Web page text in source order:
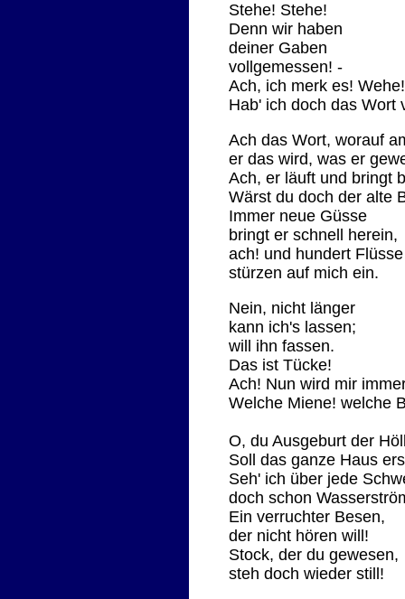
Stehe! Stehe!
Denn wir haben
deiner Gaben
vollgemessen! -
Ach, ich merk es!
Hab' ich doch das Wort
Ach das Wort, worauf
er das wird, was er
Ach, er läuft und bringt
Wärst du doch der alte
Immer neue Güsse
bringt er schnell herein,
ach! und hundert Flüsse
stürzen auf mich ein.
Nein, nicht länger
kann ich's lassen;
will ihn fassen.
Das ist Tücke!
Ach! Nun wird mir
Welche Miene! welche
O, du Ausgeburt der
Soll das ganze Haus
Seh' ich über jede
doch schon
Ein verruchter Besen,
der nicht hören will!
Stock, der du gewesen,
steh doch wieder still!